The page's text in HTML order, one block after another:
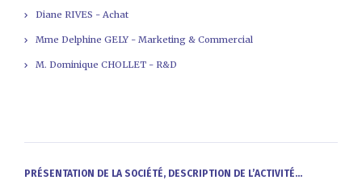
Diane RIVES - Achat
Mme Delphine GELY - Marketing & Commercial
M. Dominique CHOLLET - R&D
PRÉSENTATION DE LA SOCIÉTÉ, DESCRIPTION DE L’ACTIVITÉ...